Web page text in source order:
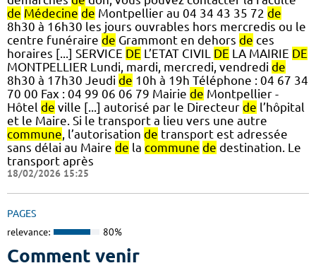
de Médecine de Montpellier au 04 34 43 35 72 de
8h30 à 16h30 les jours ouvrables hors mercredis ou le
centre funéraire de Grammont en dehors de ces
horaires [...] SERVICE DE L’ETAT CIVIL DE LA MAIRIE DE
MONTPELLIER Lundi, mardi, mercredi, vendredi de
8h30 à 17h30 Jeudi de 10h à 19h Téléphone : 04 67 34
70 00 Fax : 04 99 06 06 79 Mairie de Montpellier -
Hôtel de ville [...] autorisé par le Directeur de l’hôpital
et le Maire. Si le transport a lieu vers une autre
commune, l’autorisation de transport est adressée
sans délai au Maire de la commune de destination. Le
transport après
18/02/2026 15:25
PAGES
relevance: 80%
Comment venir